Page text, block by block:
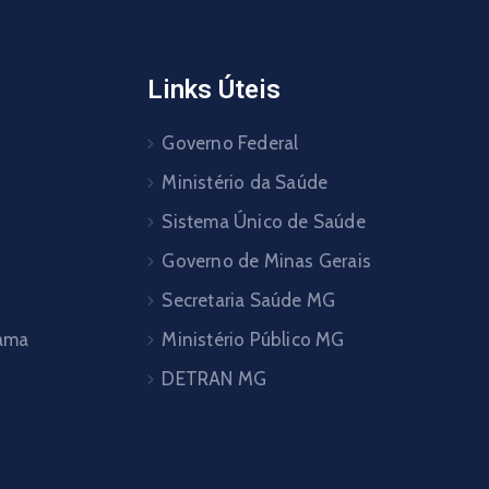
Links Úteis
Governo Federal
Ministério da Saúde
Sistema Único de Saúde
Governo de Minas Gerais
Secretaria Saúde MG
Ministério Público MG
DETRAN MG